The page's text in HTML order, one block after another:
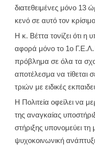
διατεθειμένες μόνο 13
κενό σε αυτό τον
Η κ. Βέττα τονίζει ότι
αφορά μόνο το 1ο Γ.Ε.Λ.
πρόβλημα σε όλα τα
αποτέλεσμα να τίθεται
τριών με ειδικές
Η Πολιτεία οφείλει να
της αναγκαίας
στήριξης υπονομεύει
ψυχοκοινωνική